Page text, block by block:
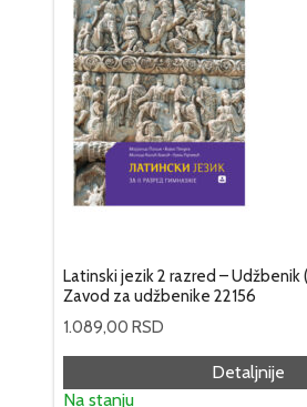
Latinski jezik 2 razred – Udžbenik
Zavod za udžbenike 22156
1.089,00 RSD
Detaljnije
Na stanju